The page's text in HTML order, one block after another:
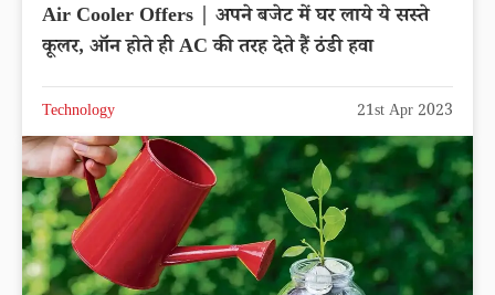
Air Cooler Offers | अपने बजेट में घर लाये ये सस्ते
कूलर, ऑन होते ही AC की तरह देते हैं ठंडी हवा
Technology 21st Apr 2023